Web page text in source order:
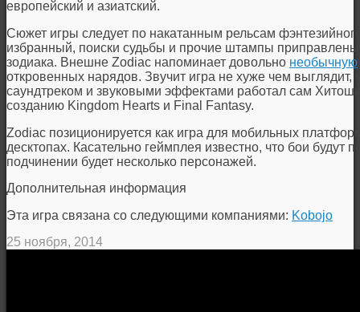
европейский и азиатский.
Сюжет игры следует по накатанным рельсам
избранный, поиски судьбы и прочие штампы приправлены
зодиака. Внешне Zodiac напоминает довольно необычную
откровенных нарядов. Звучит игра не хуже чем выглядит,
саундтреком и звуковыми эффектами работал сам
созданию Kingdom Hearts и Final Fantasy.
Zodiac позиционируется как игра для мобильных
десктопах. Касательно геймплея известно, что бои будут
подчинении будет несколько персонажей.
Дополнительная информация
Эта игра связана со следующими компаниями: Kobojo
25 ноября, 2014